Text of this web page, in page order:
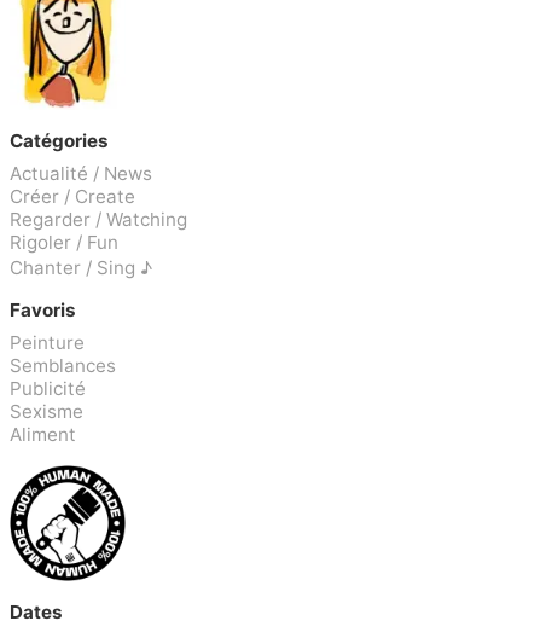
Catégories
Actualité / News
Créer / Create
Regarder / Watching
Rigoler / Fun
Chanter / Sing ♪
Favoris
Peinture
Semblances
Publicité
Sexisme
Aliment
Dates